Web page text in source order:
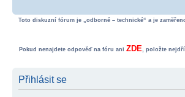
Toto diskuzní fórum je „odborně – technické“ a je
Pokud nenajdete odpověď na fóru ani ZDE, položte
Přihlásit se